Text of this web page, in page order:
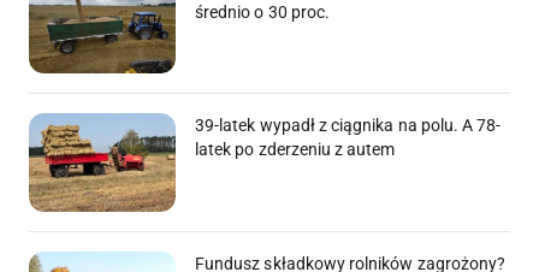
średnio o 30 proc.
39-latek wypadł z ciągnika na polu. A 78-
latek po zderzeniu z autem
Fundusz składkowy rolników zagrożony?